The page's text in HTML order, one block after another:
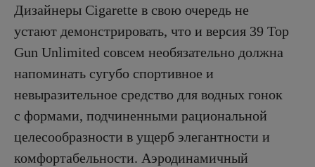
Дизайнеры Cigarette в свою очередь не
устают демонстрировать, что и версия 39 Top
Gun Unlimited совсем необязательно должна
напоминать сугубо спортивное и
невыразительное средство для водных гонок
с формами, подчиненными рациональной
целесообразности в ущерб элегантности и
комфортабельности. Аэродинамичный